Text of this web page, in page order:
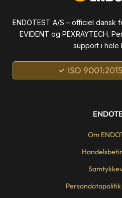
ENDOTEST A/S – officiel dansk
EVIDENT og PEXRAYTECH.
support i hele
ISO
Om